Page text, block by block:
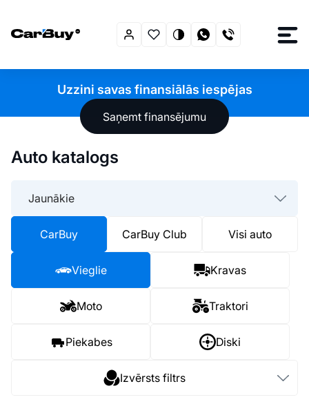
Uzzini savas finansiālās iespējas
Saņemt finansējumu
Auto katalogs
Jaunākie
CarBuy CarBuy Club Visi auto
Vieglie Kravas
Moto Traktori
Piekabes Diski
Izvērsts filtrs